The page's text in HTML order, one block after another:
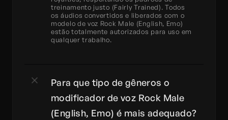
treinamento justo (Fairly Trained). Todos
os áudios convertidos e liberados com o
modelo de voz Rock Male (English, Emo)
estão totalmente autorizados para uso em
qualquer trabalho.
Para que tipo de gêneros o
modificador de voz Rock Male
(English, Emo) é mais adequado?